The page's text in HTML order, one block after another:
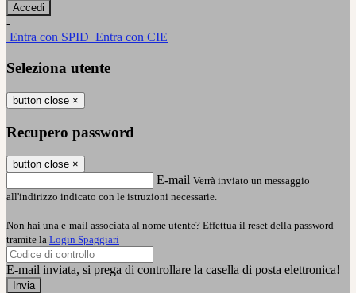
-
Entra con SPID Entra con CIE
Seleziona utente
button close ×
Recupero password
button close ×
E-mail Verrà inviato un messaggio
all'indirizzo indicato con le istruzioni necessarie.
Non hai una e-mail associata al nome utente? Effettua il reset della password
tramite la Login Spaggiari
E-mail inviata, si prega di controllare la casella di posta elettronica!